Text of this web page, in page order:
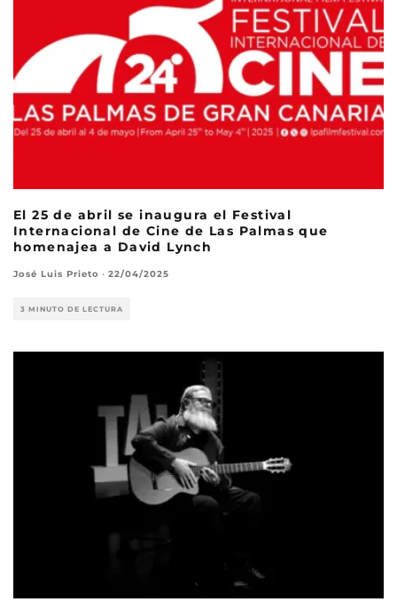
El 25 de abril se inaugura el Festival
Internacional de Cine de Las Palmas que
homenajea a David Lynch
José Luis Prieto · 22/04/2025
3 MINUTO DE LECTURA